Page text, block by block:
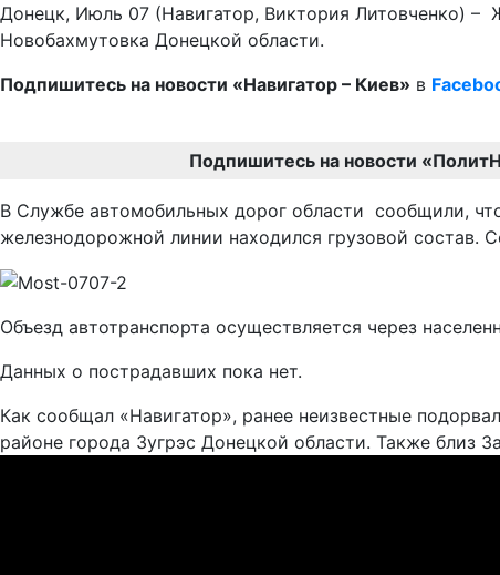
Донецк, Июль 07 (Навигатор, Виктория Литовченко) –
Новобахмутовка Донецкой области.
Подпишитесь на новости «Навигатор – Киев» в
Подпишитесь на новости
В Службе автомобильных дорог области сообщили,
железнодорожной линии находился грузовой
Объезд автотранспорта осуществляется через
Данных о пострадавших пока нет.
Как сообщал «Навигатор», ранее неизвестные
районе города Зугрэс Донецкой области. Также близ